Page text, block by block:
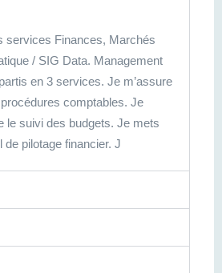
services Finances, Marchés
/ SIG Data. Management
en 3 services. Je m’assure
comptables. Je
le suivi des budgets. Je mets
de pilotage financier. J